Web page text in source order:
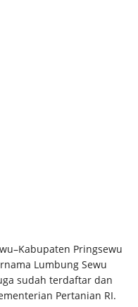
Pringsewu
Lumbung Sewu
sudah terdaftar dan
Pertanian RI.